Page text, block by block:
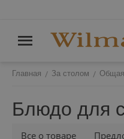
Главная / За столом /
Блюдо для
Все о товаре